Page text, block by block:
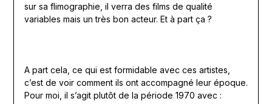
sur sa flimographie, il verra des films de qualité
variables mais un très bon acteur. Et à part ça ?
A part cela, ce qui est formidable avec ces artistes,
c’est de voir comment ils ont accompagné leur époque.
Pour moi, il s’agit plutôt de la période 1970 avec :